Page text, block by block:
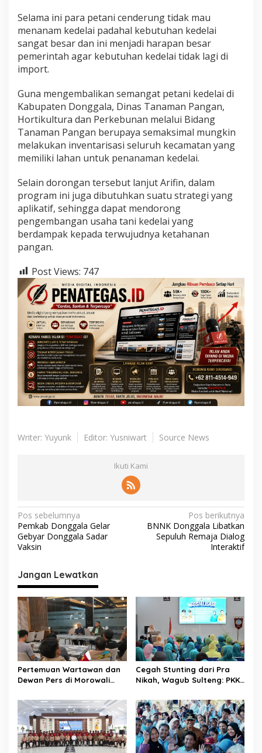
Selama ini para petani cenderung tidak mau
menanam kedelai padahal kebutuhan kedelai
sangat besar dan ini menjadi harapan besar
pemerintah agar kebutuhan kedelai tidak lagi di
import.
Guna mengembalikan semangat petani kedelai di
Kabupaten Donggala, Dinas Tanaman Pangan,
Hortikultura dan Perkebunan melalui Bidang
Tanaman Pangan berupaya semaksimal mungkin
melakukan inventarisasi seluruh kecamatan yang
memiliki lahan untuk penanaman kedelai.
Selain dorongan tersebut lanjut Arifin, dalam
program ini juga dibutuhkan suatu strategi yang
aplikatif, sehingga dapat mendorong
pengembangan usaha tani kedelai yang
berdampak kepada terwujudnya ketahanan
pangan.
Post Views: 747
Writer: Yuyunk Editor: Yusniwart Source News
Ikuti Kami
N
a
v
i
g
a
s
i
p
o
s
Pos sebelumnya
Pemkab Donggala Gelar
Gebyar Donggala Sadar
Vaksin
Pos berikutnya
BNNK Donggala Libatkan
Sepuluh Remaja Dialog
Interaktif
Jangan Lewatkan
Pertemuan Wartawan dan
Dewan Pers di Morowali
dan Peningkatan
Kompetensi Jurnalis
Cegah Stunting dari Pra
Nikah, Wagub Sulteng: PKK
Selamatkan Generasi Emas